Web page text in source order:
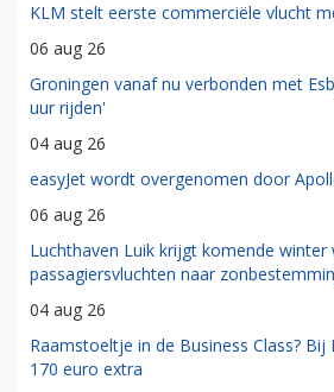
KLM stelt eerste commerciële vlucht
06 aug 26
Groningen vanaf nu verbonden met
uur rijden'
04 aug 26
easyJet wordt overgenomen door
06 aug 26
Luchthaven Luik krijgt komende winter
passagiersvluchten naar
04 aug 26
Raamstoeltje in de Business Class?
170 euro extra